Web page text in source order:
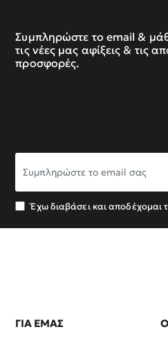
Συμπληρώστε το email &
τις νέες μας αφίξεις & τις
προσφορές.
το
σας
Έχω διαβάσει και αποδέχομαι
ΓΙΑ ΕΜΑΣ